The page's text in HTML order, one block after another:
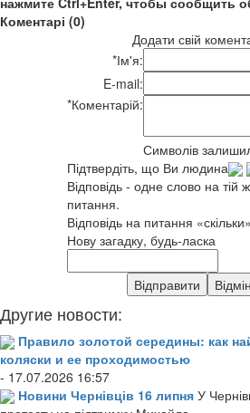
Коментарі (0)
Додати свій
*Ім'я:
E-mail:
*Коментарій:
Символів
Підтвердіть, що Ви людина
Відповідь - одне слово на тій
питання.
Відповідь на питання
Нову загадку, будь-ласка
Другие новости:
Правило золотой середины: как
коляски и ее проходимостью
- 17.07.2026 16:57
Новини Чернівців 16 липня У